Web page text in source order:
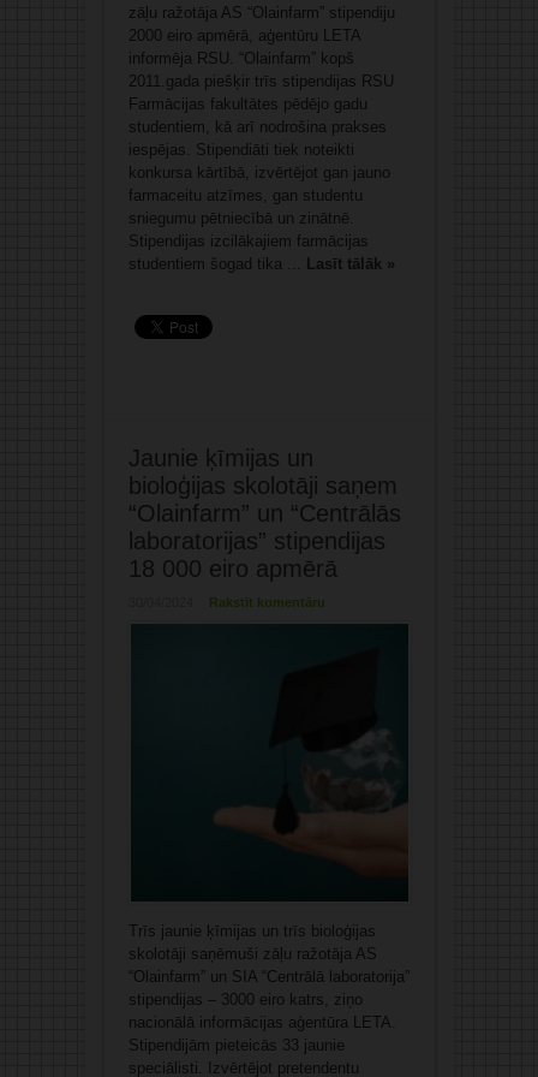
zāļu ražotāja AS “Olainfarm” stipendiju
2000 eiro apmērā, aģentūru LETA
informēja RSU. “Olainfarm” kopš
2011.gada piešķir trīs stipendijas RSU
Farmācijas fakultātes pēdējo gadu
studentiem, kā arī nodrošina prakses
iespējas. Stipendiāti tiek noteikti
konkursa kārtībā, izvērtējot gan jauno
farmaceitu atzīmes, gan studentu
sniegumu pētniecībā un zinātnē.
Stipendijas izcilākajiem farmācijas
studentiem šogad tika ... Lasīt tālāk »
Jaunie ķīmijas un
bioloģijas skolotāji saņem
“Olainfarm” un “Centrālās
laboratorijas” stipendijas
18 000 eiro apmērā
Rakstīt komentāru
Trīs jaunie ķīmijas un trīs bioloģijas
skolotāji saņēmuši zāļu ražotāja AS
“Olainfarm” un SIA “Centrālā laboratorija”
stipendijas – 3000 eiro katrs, ziņo
nacionālā informācijas aģentūra LETA.
Stipendijām pieteicās 33 jaunie
speciālisti. Izvērtējot pretendentu